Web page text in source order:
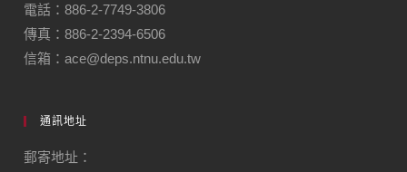
電話：886-2-7749-3806
傳真：886-2-2394-6506
信箱：ace@deps.ntnu.edu.tw
通訊地址
郵寄地址：